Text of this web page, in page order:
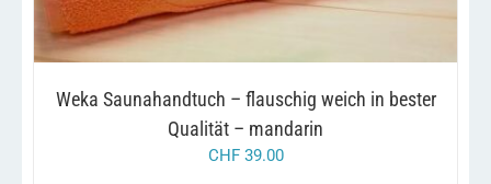
Weka Saunahandtuch – flauschig weich in bester
Qualität – mandarin
CHF39.00